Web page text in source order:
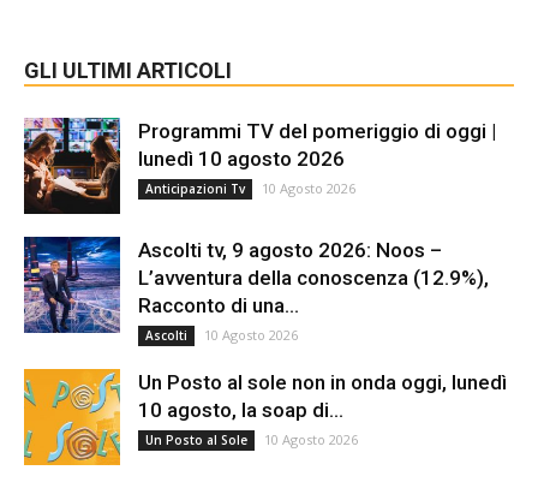
GLI ULTIMI ARTICOLI
Programmi TV del pomeriggio di oggi |
lunedì 10 agosto 2026
Anticipazioni Tv 10 Agosto 2026
Ascolti tv, 9 agosto 2026: Noos –
L’avventura della conoscenza (12.9%),
Racconto di una...
Ascolti 10 Agosto 2026
Un Posto al sole non in onda oggi, lunedì
10 agosto, la soap di...
Un Posto al Sole 10 Agosto 2026